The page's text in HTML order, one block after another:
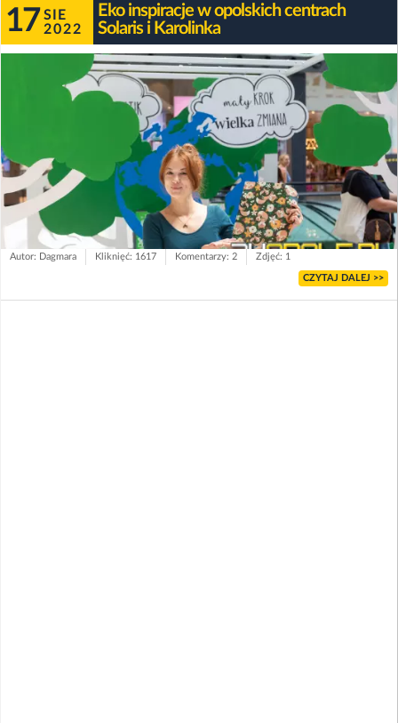
17 SIE
2022
Eko inspiracje w opolskich centrach
Solaris i Karolinka
Autor: Dagmara Kliknięć: 1617 Komentarzy: 2 Zdjęć: 1
CZYTAJ DALEJ >>